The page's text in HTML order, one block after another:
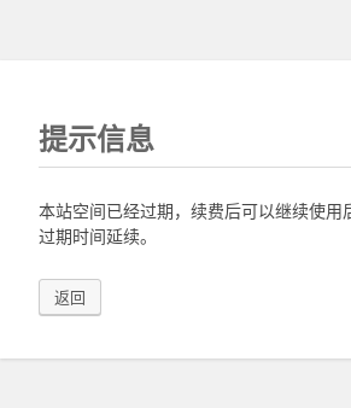
提示信息
本站空间已经过期，续费后可以继续使用
过期时间延续。
返回